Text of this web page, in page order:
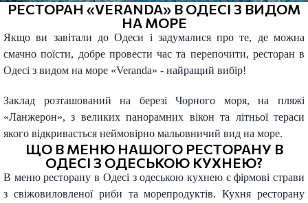
РЕСТОРАН «VERANDA» В ОДЕСІ З ВИДОМ
НА МОРЕ
Якщо ви завітали до Одеси і задумалися про те, де можна
смачно поїсти, добре провести час та перепочити, ресторан в
Одесі з видом на море «Veranda» - найращий вибір!
Заклад розташований на березі Чорного моря, на пляжі
«Ланжерон», з великих панорамних вікон та літньої тераси
якого відкривається неймовірно мальовничий вид на море.
ЩО В МЕНЮ НАШОГО РЕСТОРАНУ В
ОДЕСІ З ОДЕСЬКОЮ КУХНЕЮ?
В меню ресторану в Одесі з одеською кухнею є фірмові страви
з свіжовиловленої риби та морепродуктів. Кухня ресторану